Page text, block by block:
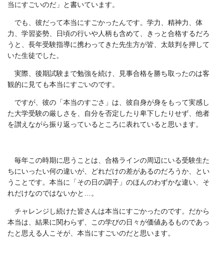
当にすごいのだ」と書いています。
でも、彼だって本当にすごかったんです。学力、精神力、体
力、学習姿勢、日頃の行いや人柄も含めて、きっと合格するだろ
うと、長年受験指導に携わってきた先生方が皆、太鼓判を押して
いた生徒でした。
実際、後期試験まで勉強を続け、見事合格を勝ち取ったのは客
観的に見ても本当にすごいのです。
ですが、彼の「本当のすごさ」は、彼自身が身をもって実感し
た大学受験の厳しさを、自分を否定したり卑下したりせず、他者
を讃えながら振り返っているところに表れていると思います。
毎年この時期に思うことは、合格ラインの周辺にいる受験生た
ちにいったい何の違いが、どれだけの差があるのだろうか、とい
うことです。本当に「その日の調子」のほんのわずかな違い、そ
れだけなのではないかと…。
チャレンジし続けた皆さんは本当にすごかったのです。だから
本当は、結果に関わらず、この学びの日々が価値あるものであっ
たと思える人こそが、本当にすごいのだと思います。